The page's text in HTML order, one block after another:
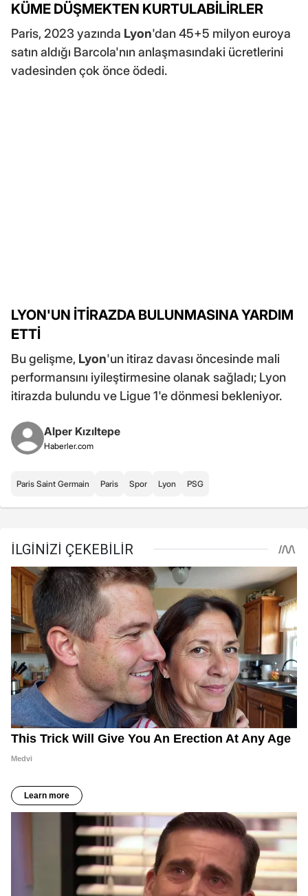
KÜME DÜŞMEKTEN KURTULABİLİRLER
Paris, 2023 yazında Lyon'dan 45+5 milyon euroya
satın aldığı Barcola'nın anlaşmasındaki ücretlerini
vadesinden çok önce ödedi.
LYON'UN İTİRAZDA BULUNMASINA YARDIM
ETTİ
Bu gelişme, Lyon'un itiraz davası öncesinde mali
performansını iyileştirmesine olanak sağladı; Lyon
itirazda bulundu ve Ligue 1'e dönmesi bekleniyor.
Alper Kızıltepe
Haberler.com
Paris Saint Germain Paris Spor Lyon PSG